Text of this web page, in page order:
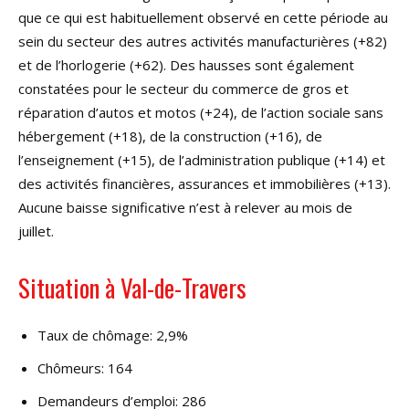
que ce qui est habituellement observé en cette période au
sein du secteur des autres activités manufacturières (+82)
et de l’horlogerie (+62). Des hausses sont également
constatées pour le secteur du commerce de gros et
réparation d’autos et motos (+24), de l’action sociale sans
hébergement (+18), de la construction (+16), de
l’enseignement (+15), de l’administration publique (+14) et
des activités financières, assurances et immobilières (+13).
Aucune baisse significative n’est à relever au mois de
juillet.
Situation à Val-de-Travers
Taux de chômage: 2,9%
Chômeurs: 164
Demandeurs d’emploi: 286